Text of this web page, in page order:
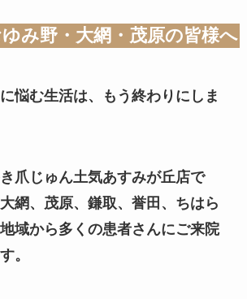
み野・大網・茂原の皆様へ
悩む生活は、もう終わりにしま
爪じゅん土気あすみが丘店で
網、茂原、鎌取、誉田、ちはら
域から多くの患者さんにご来院
。